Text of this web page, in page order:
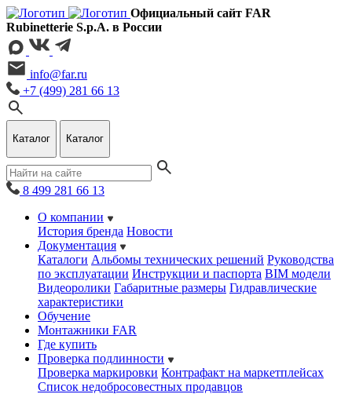
Официальный сайт FAR
Rubinetterie S.p.A. в России
info@far.ru
+7 (499) 281 66 13
Каталог Каталог
8 499 281 66 13
О компании
История бренда Новости
Документация
Каталоги Альбомы технических решений Руководства
по эксплуатации Инструкции и паспорта BIM модели
Видеоролики Габаритные размеры Гидравлические
характеристики
Обучение
Монтажники FAR
Где купить
Проверка подлинности
Проверка маркировки Контрафакт на маркетплейсах
Cписок недобросовестных продавцов